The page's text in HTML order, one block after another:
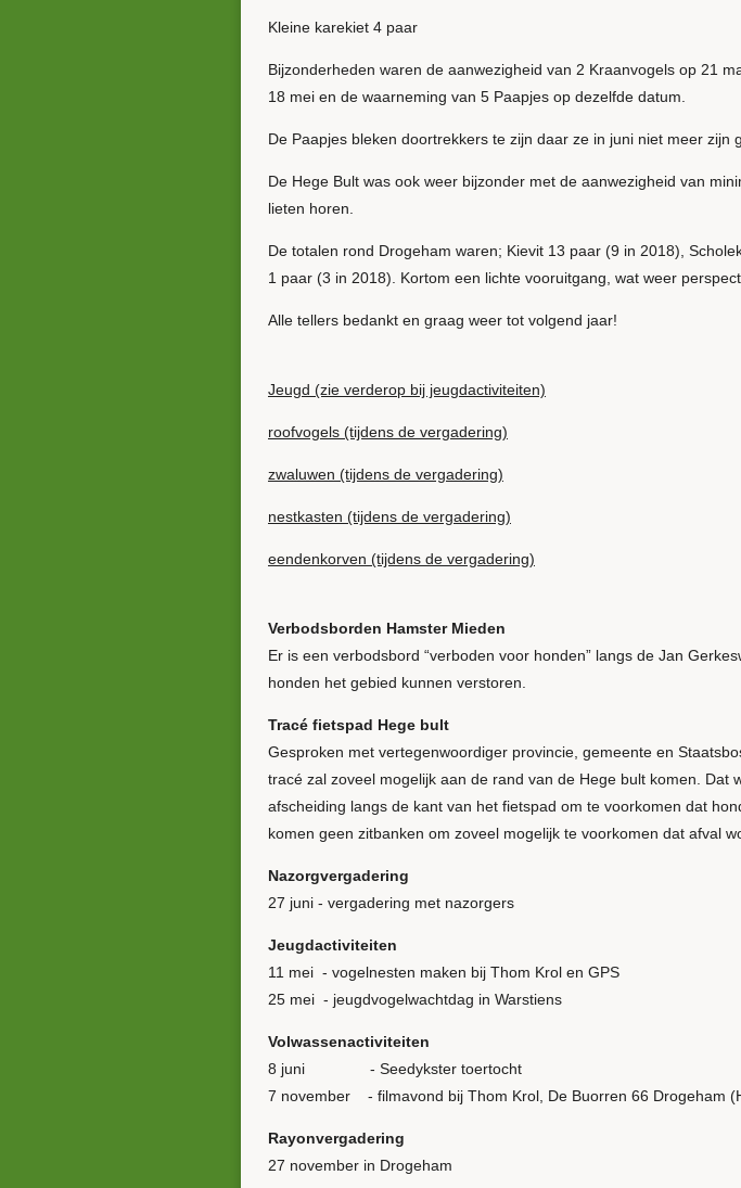
Kleine karekiet 4 paar
Bijzonderheden waren de aanwezigheid van 2 Kraanvogels op 21
18 mei en de waarneming van 5 Paapjes op dezelfde datum.
De Paapjes bleken doortrekkers te zijn daar ze in juni niet meer zijn
De Hege Bult was ook weer bijzonder met de aanwezigheid van
lieten horen.
De totalen rond Drogeham waren; Kievit 13 paar (9 in 2018),
1 paar (3 in 2018). Kortom een lichte vooruitgang, wat weer
Alle tellers bedankt en graag weer tot volgend jaar!
Jeugd (zie verderop bij jeugdactiviteiten)
roofvogels (tijdens de vergadering)
zwaluwen (tijdens de vergadering)
nestkasten (tijdens de vergadering)
eendenkorven (tijdens de vergadering)
Verbodsborden Hamster Mieden
Er is een verbodsbord “verboden voor honden” langs de Jan
honden het gebied kunnen verstoren.
Tracé fietspad Hege bult
Gesproken met vertegenwoordiger provincie, gemeente en
tracé zal zoveel mogelijk aan de rand van de Hege bult komen.
afscheiding langs de kant van het fietspad om te voorkomen dat
komen geen zitbanken om zoveel mogelijk te voorkomen dat afval
Nazorgvergadering
27 juni - vergadering met nazorgers
Jeugdactiviteiten
11 mei - vogelnesten maken bij Thom Krol en GPS
25 mei - jeugdvogelwachtdag in Warstiens
Volwassenactiviteiten
8 juni - Seedykster toertocht
7 november - filmavond bij Thom Krol, De Buorren 66 Drogeham
Rayonvergadering
27 november in Drogeham